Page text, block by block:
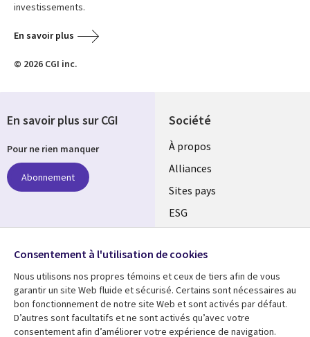
investissements.
En savoir plus
© 2026 CGI inc.
Société
À propos
Alliances
Sites pays
ESG
Fusions
Salle de presse
En savoir plus sur CGI
Pour ne rien manquer
Abonnement
Suivez-nous
Social
Media
Global
FR
Consentement à l'utilisation de cookies
Nous utilisons nos propres témoins et ceux de tiers afin de vous
garantir un site Web fluide et sécurisé. Certains sont nécessaires au
bon fonctionnement de notre site Web et sont activés par défaut.
D’autres sont facultatifs et ne sont activés qu’avec votre
consentement afin d’améliorer votre expérience de navigation.